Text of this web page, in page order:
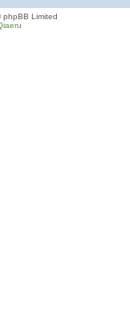
Limited